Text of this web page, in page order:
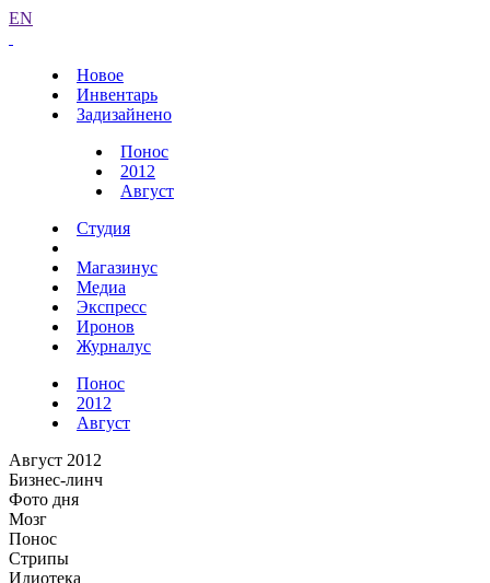
EN
Новое
Инвентарь
Задизайнено
Понос
2012
Август
Студия
Магазинус
Медиа
Экспресс
Иронов
Журналус
Понос
2012
Август
Август 2012
Бизнес-линч
Фото дня
Мозг
Понос
Стрипы
Идиотека